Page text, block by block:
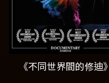
《不同世界間的修迪》